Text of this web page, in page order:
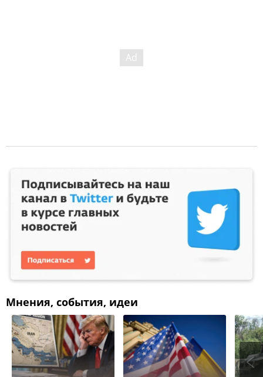
Мнения, события, идеи